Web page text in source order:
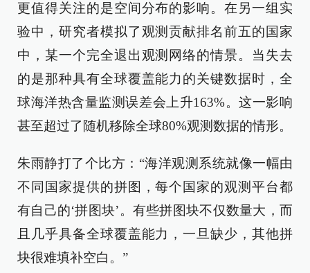
更值得关注的是空间分布的影响。在另一组实
验中，研究者模拟了观测贡献排名前五的国家
中，某一个完全退出观测网络的情景。当失去
的是那种具有全球覆盖能力的关键数据时，全
球海洋热含量监测误差会上升163%。这一影响
甚至超过了随机移除全球80%观测数据的情形。
朱雨静打了个比方：“海洋观测系统就像一幅由
不同国家提供的拼图，每个国家的观测平台都
有自己的‘拼图块’。有些拼图块不仅数量大，而
且几乎具备全球覆盖能力，一旦缺少，其他拼
块很难填补空白。”